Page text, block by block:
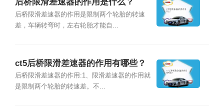
后桥限滑差速器的作用是限制两个轮胎的转速
差，车辆转弯时，左右轮胎才能自...
ct5后桥限滑差速器的作用有哪些？
后桥限滑差速器的作用:1、限滑差速器的作用就
是限制两个轮胎的转速差。不...